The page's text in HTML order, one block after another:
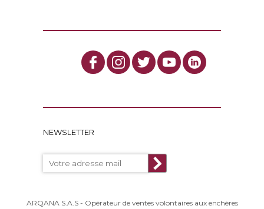
NEWSLETTER
ARQANA S.A.S - Opérateur de ventes volontaires aux enchères